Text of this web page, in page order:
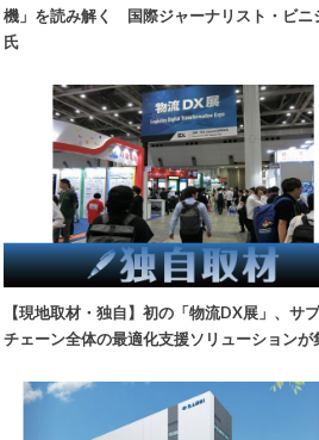
機」を読み解く 国際ジャーナリスト・ビニ
氏
【現地取材・独自】初の「物流DX展」、サ
チェーン全体の最適化支援ソリューションが